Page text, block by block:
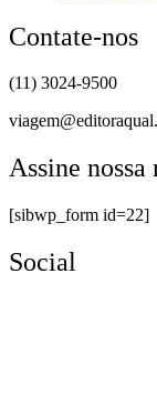
Contate-nos
(11) 3024-9500
Assine
[sibwp_form id=22]
Social